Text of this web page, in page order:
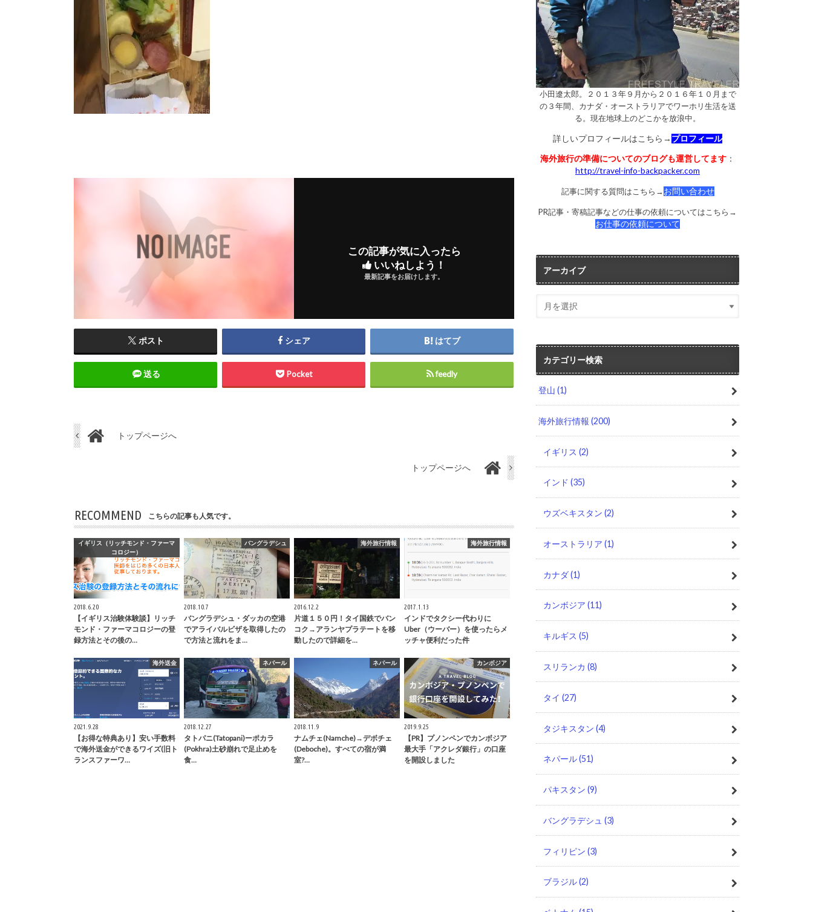
この記事が気に入ったら
いいねしよう！
最新記事をお届けします。
ポスト シェア はてブ
送る Pocket feedly
トップページへ
トップページへ
RECOMMEND こちらの記事も人気です。
イギリス（リッチモンド・ファーマ
コロジー）
2018.6.20
【イギリス治験体験談】リッチ
モンド・ファーマコロジーの登
録方法とその後の…
バングラデシュ
2018.10.7
バングラデシュ・ダッカの空港
でアライバルビザを取得したの
で方法と流れをま…
海外旅行情報
2016.12.2
片道１５０円！タイ国鉄でバン
コク→アランヤプラテートを移
動したので詳細を…
海外旅行情報
2017.1.13
インドでタクシー代わりに
Uber（ウーバー）を使ったらメ
ッチャ便利だった件
海外送金
2021.9.28
【お得な特典あり】安い手数料
で海外送金ができるワイズ(旧ト
ランスファーワ…
ネパール
2018.12.27
タトパニ(Tatopani)ーポカラ
(Pokhra)土砂崩れで足止めを
食…
ネパール
2018.11.9
ナムチェ(Namche)→デボチェ
(Deboche)。すべての宿が満
室?…
カンボジア
2019.9.25
【PR】プノンペンでカンボジア
最大手「アクレダ銀行」の口座
を開設しました
小田遼太郎。２０１３年９月から２０１６年１０月まで
の３年間、カナダ・オーストラリアでワーホリ生活を送
る。現在地球上のどこかを放浪中。
詳しいプロフィールはこちら→ プロフィール
海外旅行の準備についてのブログも運営してます ：
http://travel-info-backpacker.com
記事に関する質問はこちら→お問い合わせ
PR記事・寄稿記事などの仕事の依頼についてはこちら→
お仕事の依頼について
アーカイブ
カテゴリー検索
登山(1)
海外旅行情報(200)
イギリス (2)
インド (35)
ウズベキスタン (2)
オーストラリア (1)
カナダ(1)
カンボジア (11)
キルギス (5)
スリランカ (8)
タイ (27)
タジキスタン (4)
ネパール(51)
パキスタン (9)
バングラデシュ (3)
フィリピン (3)
ブラジル(2)